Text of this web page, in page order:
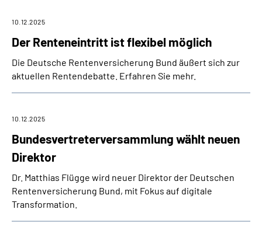
Der Renteneintritt ist flexibel möglich
10.12.2025
Die Deutsche Rentenversicherung Bund äußert sich zur
aktuellen Rentendebatte. Erfahren Sie mehr.
Bundesvertreterversammlung wählt neuen
Direktor
10.12.2025
Dr. Matthias Flügge wird neuer Direktor der Deutschen
Rentenversicherung Bund, mit Fokus auf digitale
Transformation.